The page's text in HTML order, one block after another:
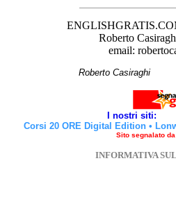
Roberto
email:
Roberto
I nostri siti:
Corsi 20 ORE Digital Edition •
Sito segnalato
INFORMATIVA